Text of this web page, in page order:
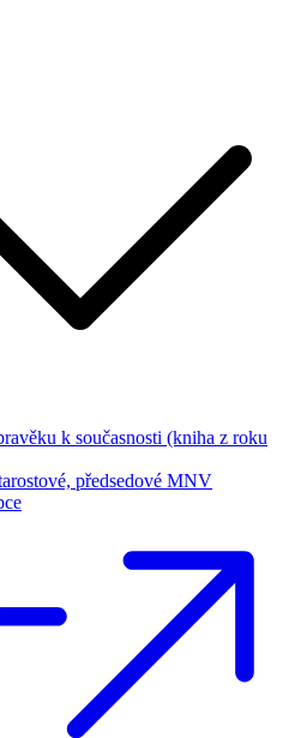
k současnosti (kniha z roku
předsedové MNV